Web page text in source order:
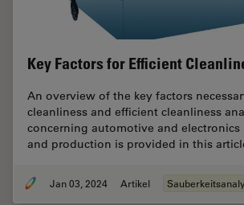
Key Factors for Efficient
An overview of the key factors
cleanliness and efficient cleanliness
concerning automotive and
and production is provided in this
Jan 03, 2024 Artikel